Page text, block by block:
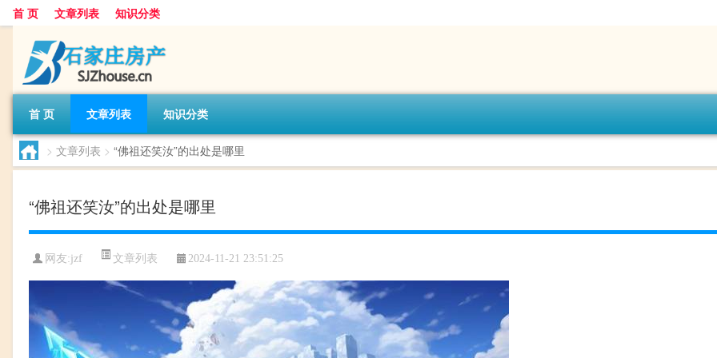
首 页 文章列表 知识分类
首 页 文章列表 知识分类
> 文章列表 > “佛祖还笑汝”的出处是哪里
“佛祖还笑汝”的出处是哪里
网友:jzf 文章列表 2024-11-21 23:51:25